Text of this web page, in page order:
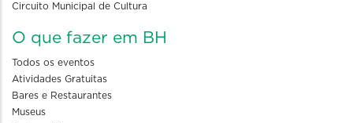
Circuito Municipal de Cultura
O que fazer em BH
Todos os eventos
Atividades Gratuitas
Bares e Restaurantes
Museus